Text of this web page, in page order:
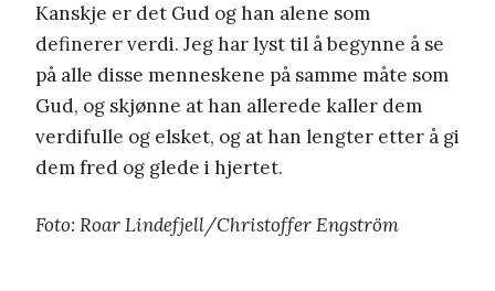
Kanskje er det Gud og han alene som
definerer verdi. Jeg har lyst til å begynne å se
på alle disse menneskene på samme måte som
Gud, og skjønne at han allerede kaller dem
verdifulle og elsket, og at han lengter etter å gi
dem fred og glede i hjertet.
Foto: Roar Lindefjell/Christoffer Engström